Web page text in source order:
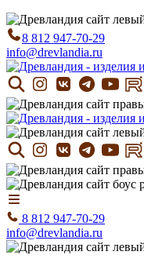
8 812 947-70-29
info@drevlandia.ru
8 812 947-70-29
info@drevlandia.ru